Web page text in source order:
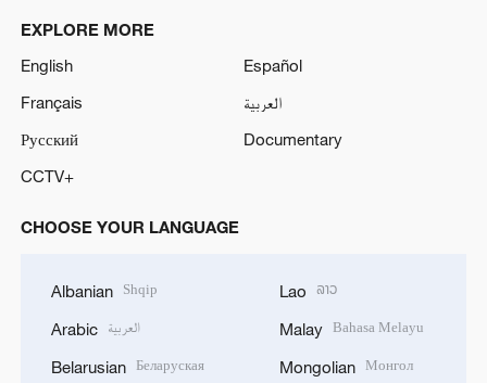
EXPLORE MORE
English
Español
Français
العربية
Русский
Documentary
CCTV+
CHOOSE YOUR LANGUAGE
Albanian Shqip
Arabic العربية
Belarusian Беларуская
Lao ລາວ
Malay Bahasa Melayu
Mongolian Монгол